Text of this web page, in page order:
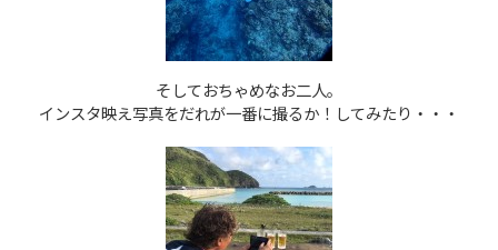
そしておちゃめなお二人。
インスタ映え写真をだれが一番に撮るか！してみたり・・・